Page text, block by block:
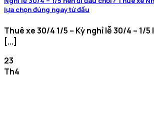
lựa chọn đúng ngay từ đầu
Thuê xe 30/4 1/5 – Kỳ nghỉ lễ 30/4 – 1/
[...]
23
Th4